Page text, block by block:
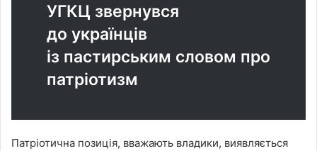
УГКЦ звернувся
до українців
із пастирським словом про
патріотизм
Патріотична позиція, вважають владики, виявляється